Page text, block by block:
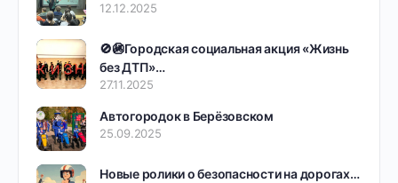
12.12.2025
🚫🚳Городская социальная акция «Жизнь
без ДТП»…
27.11.2025
Автогородок в Берёзовском
25.09.2025
Новые ролики о безопасности на дорогах…